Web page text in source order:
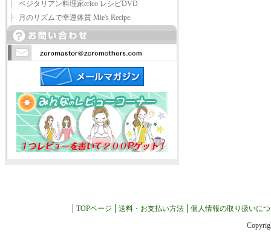
├ ベジタリアン料理家erico レシピDVD
├
月のリズムで幸運体質 Mie's Recipe
TOPページ 送料・お支払い方法
個人情報の取り扱いに